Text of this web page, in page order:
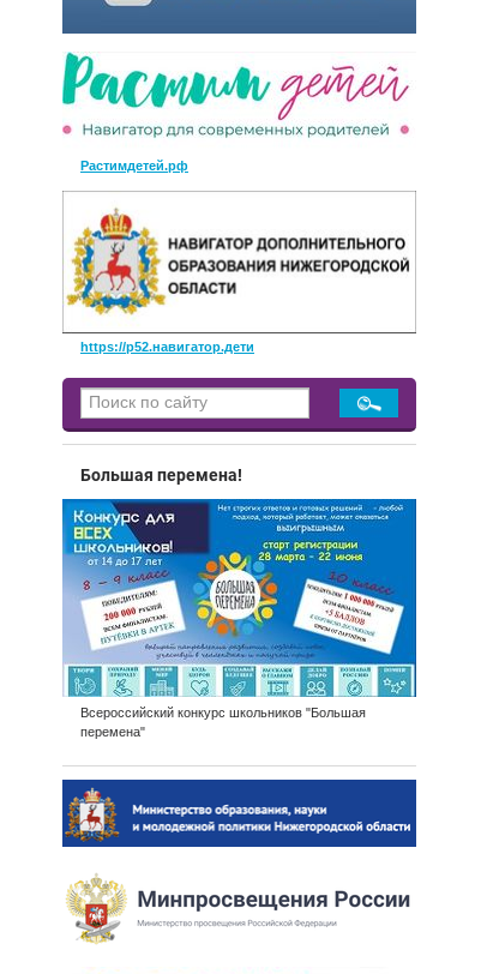
Растимдетей.рф
https://р52.навигатор.дети
Большая перемена!
Всероссийский конкурс школьников "Большая
перемена"